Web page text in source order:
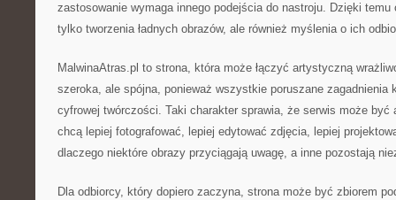
zastosowanie wymaga innego podejścia do nastroju. Dzięki
tylko tworzenia ładnych obrazów, ale również myślenia o ich
MalwinaAtras.pl to strona, która może łączyć artystyczną
szeroka, ale spójna, ponieważ wszystkie poruszane zagadnienia
cyfrowej twórczości. Taki charakter sprawia, że serwis może być
chcą lepiej fotografować, lepiej edytować zdjęcia, lepiej
dlaczego niektóre obrazy przyciągają uwagę, a inne pozostają
Dla odbiorcy, który dopiero zaczyna, strona może być zbiorem